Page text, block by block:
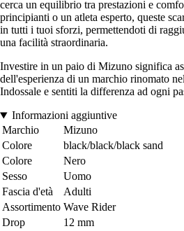
cerca un equilibrio tra prestazioni e
principianti o un atleta esperto, queste
in tutti i tuoi sforzi, permettendoti di
una facilità straordinaria.
Investire in un paio di Mizuno significa
dell'esperienza di un marchio rinomato
Indossale e sentiti la differenza ad ogni
Informazioni aggiuntive
Marchio
Mizuno
Colore
black/black/black sand
Colore
Nero
Sesso
Uomo
Fascia d'età
Adulti
Assortimento Wave Rider
Drop
12 mm